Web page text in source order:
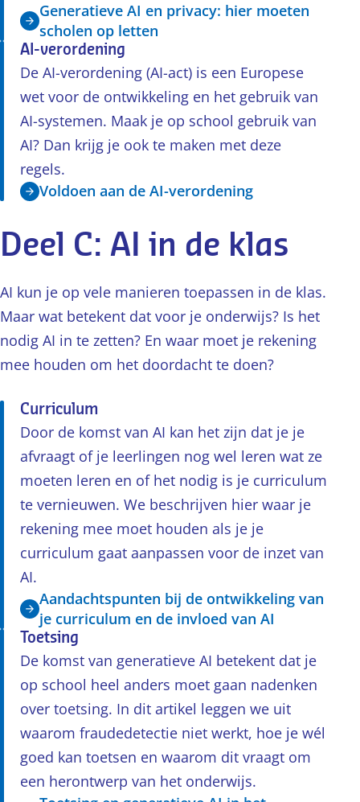
Generatieve AI en privacy: hier moeten
scholen op letten
AI-verordening
De AI-verordening (AI-act) is een Europese
wet voor de ontwikkeling en het gebruik van
AI-systemen. Maak je op school gebruik van
AI? Dan krijg je ook te maken met deze
regels.
Voldoen aan de AI-verordening
Deel C: AI in de klas
AI kun je op vele manieren toepassen in de klas.
Maar wat betekent dat voor je onderwijs? Is het
nodig AI in te zetten? En waar moet je rekening
mee houden om het doordacht te doen?
Curriculum
Door de komst van AI kan het zijn dat je je
afvraagt of je leerlingen nog wel leren wat ze
moeten leren en of het nodig is je curriculum
te vernieuwen. We beschrijven hier waar je
rekening mee moet houden als je je
curriculum gaat aanpassen voor de inzet van
AI.
Aandachtspunten bij de ontwikkeling van
je curriculum en de invloed van AI
Toetsing
De komst van generatieve AI betekent dat je
op school heel anders moet gaan nadenken
over toetsing. In dit artikel leggen we uit
waarom fraudedetectie niet werkt, hoe je wél
goed kan toetsen en waarom dit vraagt om
een herontwerp van het onderwijs.